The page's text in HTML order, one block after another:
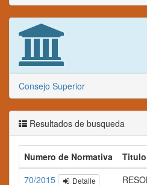
Consejo Superior
Resultados de busqueda
Numero de Normativa
70/2015
Detalle